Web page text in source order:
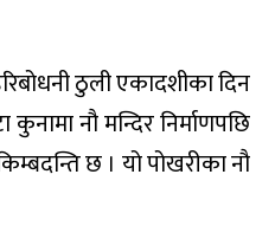
ठुली एकादशीका दिन
नौ मन्दिर निर्माणपछि
छ । यो पोखरीका नौ